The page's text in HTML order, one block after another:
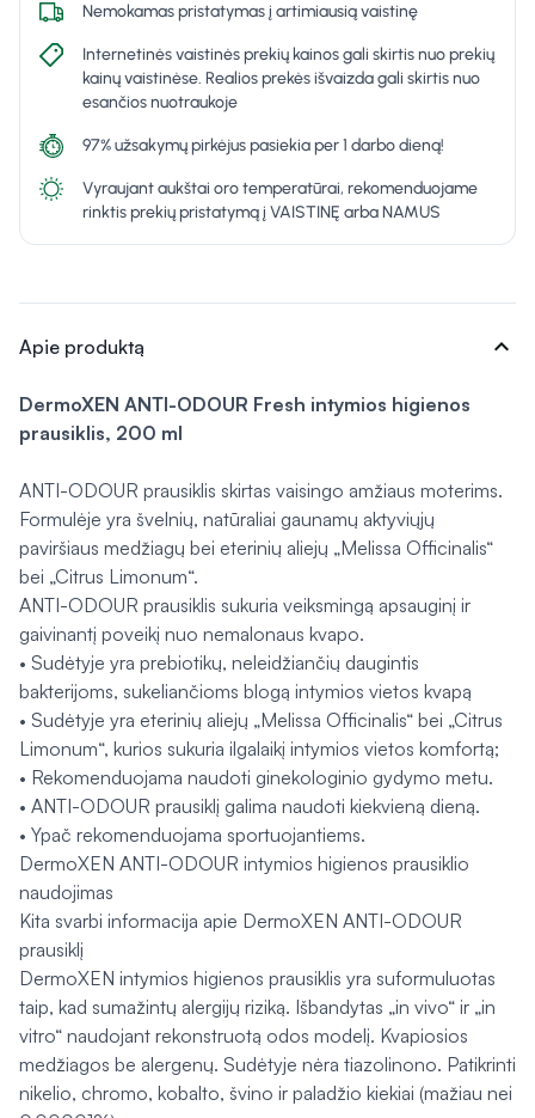
Nemokamas pristatymas į artimiausią vaistinę
Internetinės vaistinės prekių kainos gali skirtis nuo prekių
kainų vaistinėse. Realios prekės išvaizda gali skirtis nuo
esančios nuotraukoje
97% užsakymų pirkėjus pasiekia per 1 darbo dieną!
Vyraujant aukštai oro temperatūrai, rekomenduojame
rinktis prekių pristatymą į VAISTINĘ arba NAMUS
Apie produktą expand_more
DermoXEN ANTI-ODOUR Fresh intymios higienos
prausiklis, 200 ml
ANTI-ODOUR prausiklis skirtas vaisingo amžiaus moterims.
Formulėje yra švelnių, natūraliai gaunamų aktyviųjų
paviršiaus medžiagų bei eterinių aliejų „Melissa Officinalis“
bei „Citrus Limonum“.
ANTI-ODOUR prausiklis sukuria veiksmingą apsauginį ir
gaivinantį poveikį nuo nemalonaus kvapo.
• Sudėtyje yra prebiotikų, neleidžiančių daugintis
bakterijoms, sukeliančioms blogą intymios vietos kvapą
• Sudėtyje yra eterinių aliejų „Melissa Officinalis“ bei „Citrus
Limonum“, kurios sukuria ilgalaikį intymios vietos komfortą;
• Rekomenduojama naudoti ginekologinio gydymo metu.
• ANTI-ODOUR prausiklį galima naudoti kiekvieną dieną.
• Ypač rekomenduojama sportuojantiems.
DermoXEN ANTI-ODOUR intymios higienos prausiklio
naudojimas
Kita svarbi informacija apie DermoXEN ANTI-ODOUR
prausiklį
DermoXEN intymios higienos prausiklis yra suformuluotas
taip, kad sumažintų alergijų riziką. Išbandytas „in vivo“ ir „in
vitro“ naudojant rekonstruotą odos modelį. Kvapiosios
medžiagos be alergenų. Sudėtyje nėra tiazolinono. Patikrinti
nikelio, chromo, kobalto, švino ir paladžio kiekiai (mažiau nei